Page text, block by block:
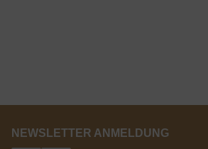
NEWSLETTER ANMELDUNG